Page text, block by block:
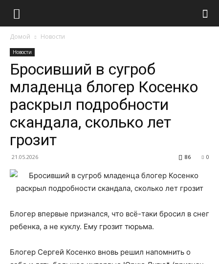
Домой Новости
Новости
Бросивший в сугроб
младенца блогер Косенко
раскрыл подробности
скандала, сколько лет
грозит
21.05.2026 0
86
Блогер впервые признался, что всё-таки бросил в снег
ребенка, а не куклу. Ему грозит тюрьма.
Блогер Сергей Косенко вновь решил напомнить о